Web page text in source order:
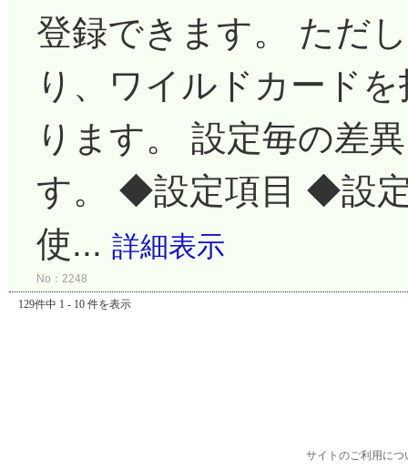
登録できます。 ただ
り、ワイルドカード
ります。 設定毎の差
す。 ◆設定項目 ◆設
使... 詳細表示
No：2248
129件中 1 - 10 件を表示
サイトのご利用につ